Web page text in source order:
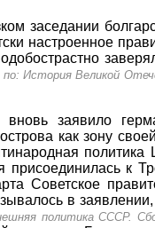
заседании
настроенное
История Великой
заявило
как зону
политика
к
Советское
в
политика СССР.